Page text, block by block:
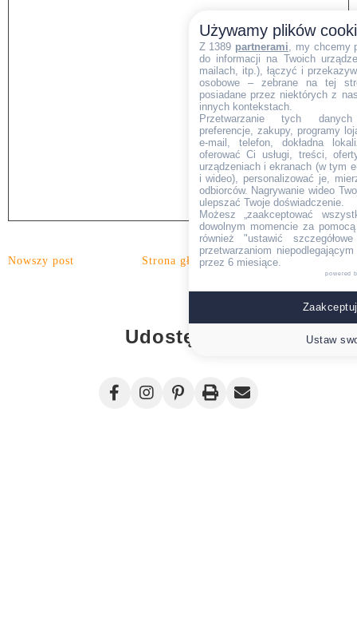
Nowszy post Strona główna
Udostępnij
Używamy plików
Z 1389 partnerami , my chcemy
do informacji na Twoich
mailach, itp.), łączyć i
osobowe – zebrane na tej
posiadane przez niektórych z
innych kontekstach.
Przetwarzanie tych danych
preferencje, zakupy, programy
e-mail, telefon, dokładna
oferować Ci usługi, treści,
urządzeniach i ekranach (w tym
i wideo), personalizować je,
odbiorców. Nagrywanie wideo
ulepszać Twoje doświadczenie.
Możesz „zaakceptować
dowolnym momencie za
również "ustawić
przetwarzaniom
przez 6 miesiące.
powered
Ustaw